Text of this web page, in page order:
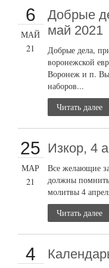
6
МАЙ
21
Добрые
май 2021
Добрые дела,
воронежской
Воронеж и п.
наборов...
Читать далее
25
МАР
21
Изкор, 4
Все желающие
должны
молитвы 4
Читать далее
4